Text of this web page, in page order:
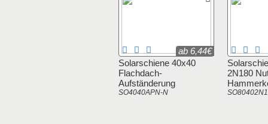
Solarschiene 40x40
Flachdach-
Aufständerung
SO4040APN-N
ab 6,44€
2N180